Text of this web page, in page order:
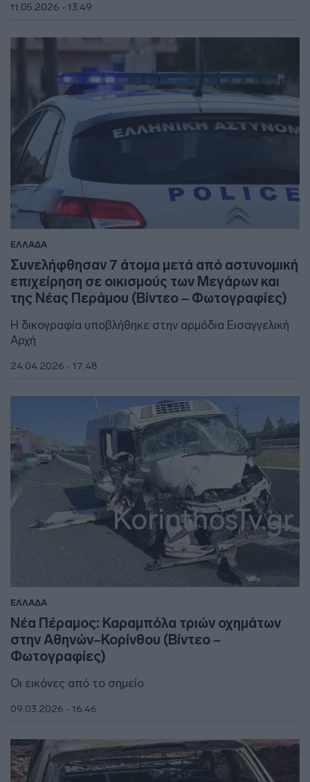
11.05.2026 - 13:49
ΕΛΛΑΔΑ
Συνελήφθησαν 7 άτομα μετά από αστυνομική
επιχείρηση σε οικισμούς των Μεγάρων και
της Νέας Περάμου (Βίντεο – Φωτογραφίες)
Η δικογραφία υποβλήθηκε στην αρμόδια Εισαγγελική
Αρχή
24.04.2026 - 17:48
ΕΛΛΑΔΑ
Νέα Πέραμος: Καραμπόλα τριών οχημάτων
στην Αθηνών–Κορίνθου (Βίντεο –
Φωτογραφίες)
Οι εικόνες από το σημείο
09.03.2026 - 16:46